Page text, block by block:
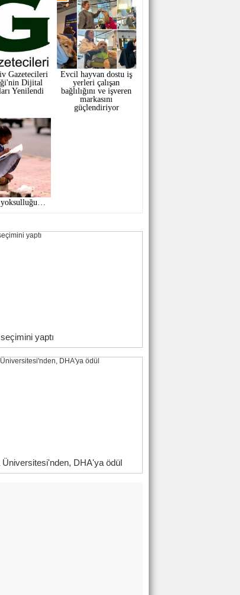
Gazetecileri
Dijital
Yenilendi
Evcil hayvan dostu iş
yerleri çalışan
bağlılığını ve işveren
markasını
güçlendiriyor
yaptı
Üniversitesi'nden, DHA'ya ödül